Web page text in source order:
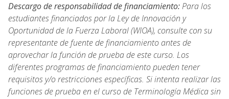
Descargo de responsabilidad de financiamiento:Para los
estudiantes financiados por la Ley de Innovación y
Oportunidad de la Fuerza Laboral (WIOA), consulte con su
representante de fuente de financiamiento antes de
aprovechar la función de prueba de este curso. Los
diferentes programas de financiamiento pueden tener
requisitos y/o restricciones específicas. Si intenta realizar las
funciones de prueba en el curso de Terminología Médica sin